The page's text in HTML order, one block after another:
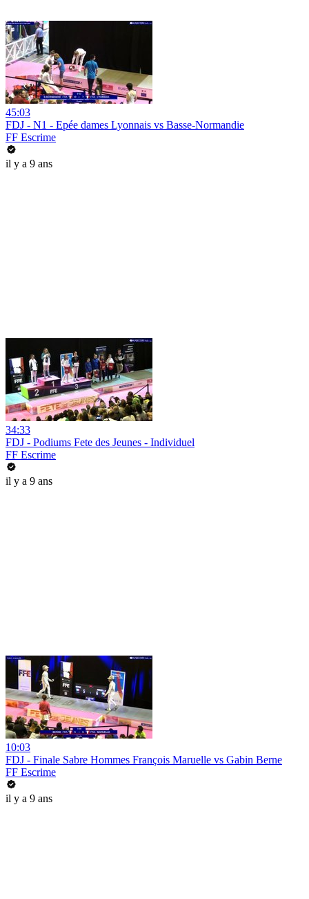
45:03
FDJ - N1 - Epée dames Lyonnais vs Basse-Normandie
FF Escrime
il y a 9 ans
34:33
FDJ - Podiums Fete des Jeunes - Individuel
FF Escrime
il y a 9 ans
10:03
FDJ - Finale Sabre Hommes François Maruelle vs Gabin Berne
FF Escrime
il y a 9 ans